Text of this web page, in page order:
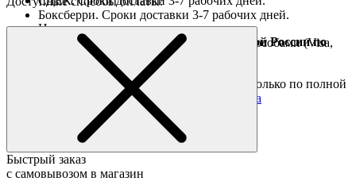
Боксберри. Сроки доставки 3-7 рабочих дней.
Доставка за границу осуществляется Почтой России по
полной предоплате
Подробные условия
Наличными при получении
Оплата он-лайн всеми популярными способами (Visa,
Mastercard и тд.)
Товары со скидкой отправляются по России только по полной
предоплате. Все подробности в разделе
оплата
Быстрый заказ
с самовывозом в магазин